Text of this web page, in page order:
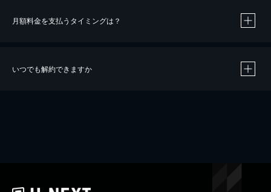
※40％ポイント還元の対象は、クレジットカード決済による作品の購入 / レンタルです。
iOSアプリのUコイン決済による作品の購入 / レンタルは、20％のポイント還元です。
月額料金を支払うタイミングは？
いつでも解約できますか